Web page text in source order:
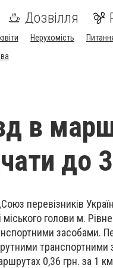
Дозвілля
Нерухомість
в
до 3
перевізників
голови м.
засобами.
транспортними
0,36 грн. за 1